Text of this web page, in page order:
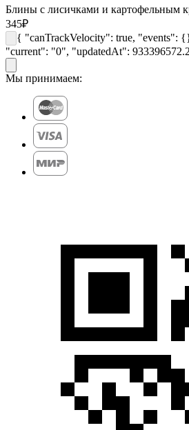
Блины с лисичками и картофельным
345₽
{ "canTrackVelocity": true, "events":
"current": "0", "updatedAt":
Мы принимаем: